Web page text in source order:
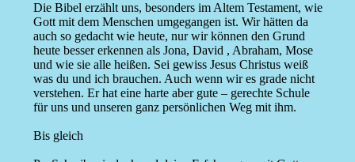
Die Bibel erzählt uns, besonders im Altem Testament, wie
Gott mit dem Menschen umgegangen ist. Wir hätten da
auch so gedacht wie heute, nur wir können den Grund
heute besser erkennen als Jona, David , Abraham, Mose
und wie sie alle heißen. Sei gewiss Jesus Christus weiß
was du und ich brauchen. Auch wenn wir es grade nicht
verstehen. Er hat eine harte aber gute – gerechte Schule
für uns und unseren ganz persönlichen Weg mit ihm.
Bis gleich